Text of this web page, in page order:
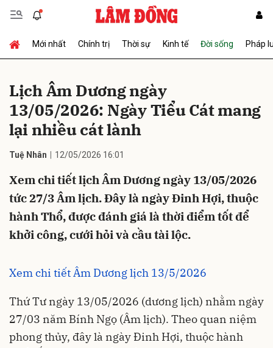
Mới nhất Chính trị Thời sự Kinh tế Đời sống Pháp
Lịch Âm Dương ngày
13/05/2026: Ngày Tiểu Cát mang
lại nhiều cát lành
Tuệ Nhân 12/05/2026 16:01
Xem chi tiết lịch Âm Dương ngày 13/05/2026
tức 27/3 Âm lịch. Đây là ngày Đinh Hợi, thuộc
hành Thổ, được đánh giá là thời điểm tốt để
khởi công, cưới hỏi và cầu tài lộc.
Xem chi tiết Âm Dương lịch 13/5/2026
Thứ Tư ngày 13/05/2026 (dương lịch) nhằm ngày
27/03 năm Bính Ngọ (Âm lịch). Theo quan niệm
phong thủy, đây là ngày Đinh Hợi, thuộc hành
Gửi bình luận
Hủy Gửi